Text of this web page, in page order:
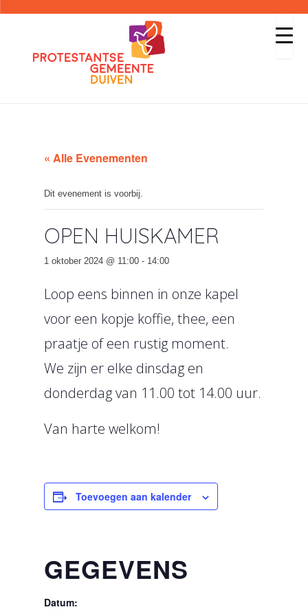
« Alle Evenementen
Dit evenement is voorbij.
OPEN HUISKAMER
1 oktober 2024 @ 11:00 - 14:00
Loop eens binnen in onze kapel
voor een kopje koffie, thee, een
praatje of een rustig moment.
We zijn er elke dinsdag en
donderdag van 11.00 tot 14.00 uur.
Van harte welkom!
Toevoegen aan kalender
GEGEVENS
Datum: